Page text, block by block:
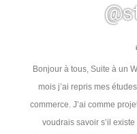
Bonjour à tous, Suite à un
mois j’ai repris mes
commerce. J’ai comme
voudrais savoir s’il